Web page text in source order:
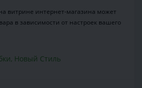
витрине интернет-магазина может
в зависимости от настроек вашего
, Новый Стиль